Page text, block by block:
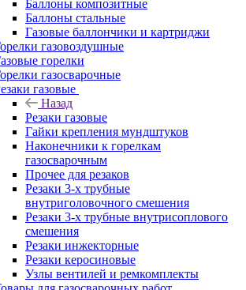
Баллоны композитные
Баллоны стальные
Газовые баллончики и картриджи
газовоздушные
горелки
газосварочные
газовые
Назад
Резаки газовые
Гайки крепления мундштуков
Наконечники к горелкам
газосварочным
Прочее для резаков
Резаки 3-х трубные
внутриголовочного смешения
Резаки 3-х трубные внутрисоплового
смешения
Резаки инжекторные
Резаки керосиновые
Узлы вентилей и ремкомплекты